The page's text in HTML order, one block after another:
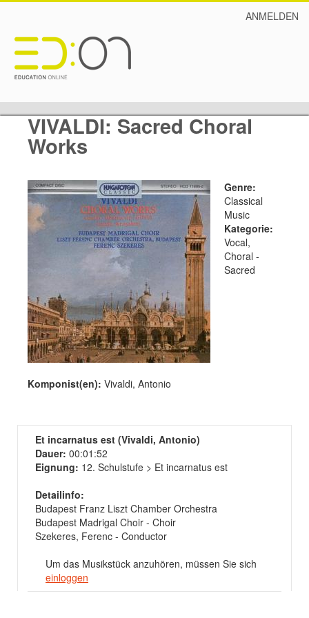
ANMELDEN
VIVALDI: Sacred Choral
Works
Genre:
Classical
Music
Kategorie:
Vocal,
Choral -
Sacred
Komponist(en): Vivaldi, Antonio
Et incarnatus est (Vivaldi, Antonio)
Dauer: 00:01:52
Eignung: 12. Schulstufe > Et incarnatus est
Detailinfo:
Budapest Franz Liszt Chamber Orchestra
Budapest Madrigal Choir - Choir
Szekeres, Ferenc - Conductor
Um das Musikstück anzuhören, müssen Sie sich
einloggen